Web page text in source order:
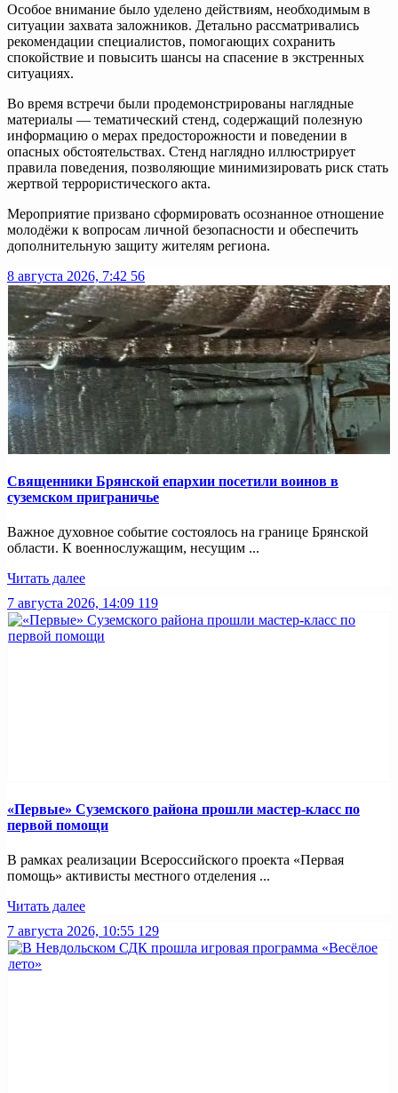
Особое внимание было уделено действиям, необходимым в
ситуации захвата заложников. Детально рассматривались
рекомендации специалистов, помогающих сохранить
спокойствие и повысить шансы на спасение в экстренных
ситуациях.
Во время встречи были продемонстрированы наглядные
материалы — тематический стенд, содержащий полезную
информацию о мерах предосторожности и поведении в
опасных обстоятельствах. Стенд наглядно иллюстрирует
правила поведения, позволяющие минимизировать риск стать
жертвой террористического акта.
Мероприятие призвано сформировать осознанное отношение
молодёжи к вопросам личной безопасности и обеспечить
дополнительную защиту жителям региона.
8 августа 2026, 7:42 56
Священники Брянской епархии посетили воинов в
суземском приграничье
Важное духовное событие состоялось на границе Брянской
области. К военнослужащим, несущим ...
Читать далее
7 августа 2026, 14:09 119
«Первые» Суземского района прошли мастер-класс по
первой помощи
В рамках реализации Всероссийского проекта «Первая
помощь» активисты местного отделения ...
Читать далее
7 августа 2026, 10:55 129